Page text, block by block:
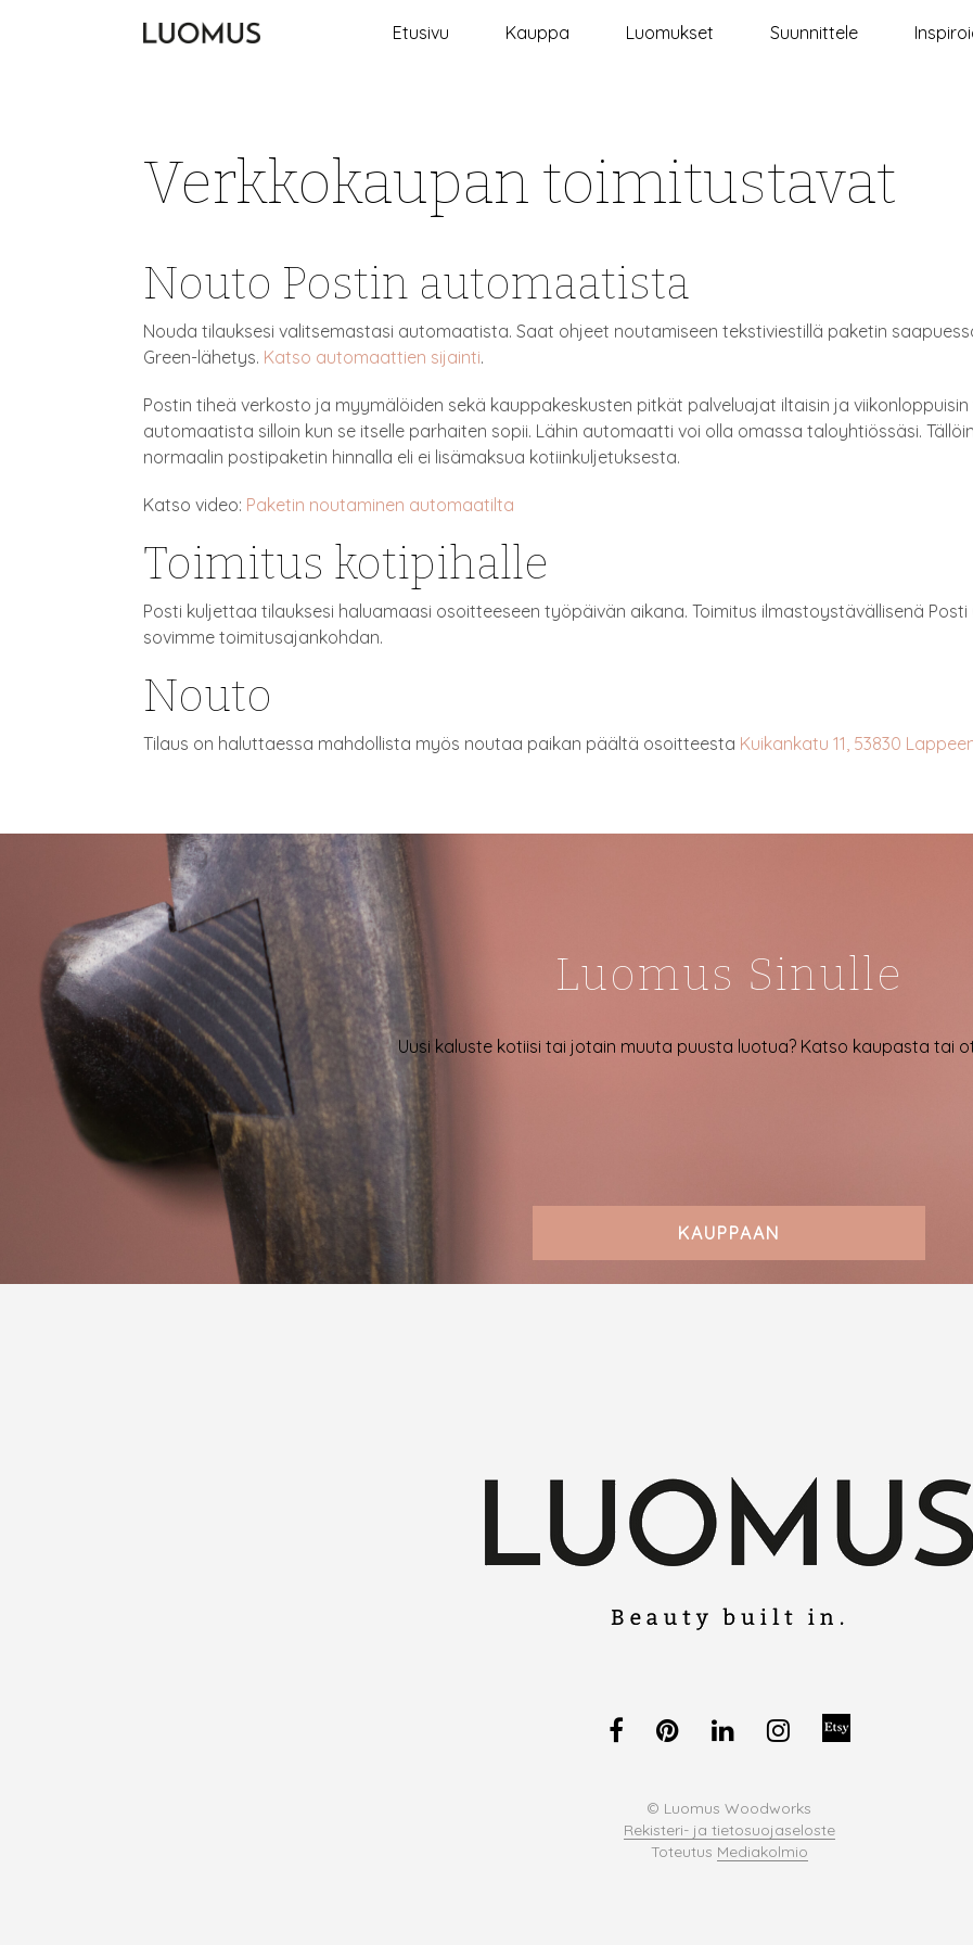
Etusivu Kauppa Luomukset Suunnittele
Verkkokaupan toimitustavat
Nouto Postin automaatista
Nouda tilauksesi valitsemastasi automaatista. Saat ohjeet noutamiseen tekstiviestillä paketin
Green-lähetys. Katso automaattien sijainti.
Postin tiheä verkosto ja myymälöiden sekä kauppakeskusten pitkät palveluajat iltaisin ja
automaatista silloin kun se itselle parhaiten sopii. Lähin automaatti voi olla omassa taloyhtiössäsi.
normaalin postipaketin hinnalla eli ei lisämaksua kotiinkuljetuksesta.
Katso video: Paketin noutaminen automaatilta
Toimitus kotipihalle
Posti kuljettaa tilauksesi haluamaasi osoitteeseen työpäivän aikana. Toimitus ilmastoystävällisenä
sovimme toimitusajankohdan.
Nouto
Tilaus on haluttaessa mahdollista myös noutaa paikan päältä osoitteesta Kuikankatu 11, 53830
Luomus Sinulle
Uusi kaluste kotiisi tai jotain muuta puusta luotua? Katso kaupasta tai
KAUPPAAN
© Luomus Woodworks
Rekisteri- ja tietosuojaseloste
Toteutus Mediakolmio